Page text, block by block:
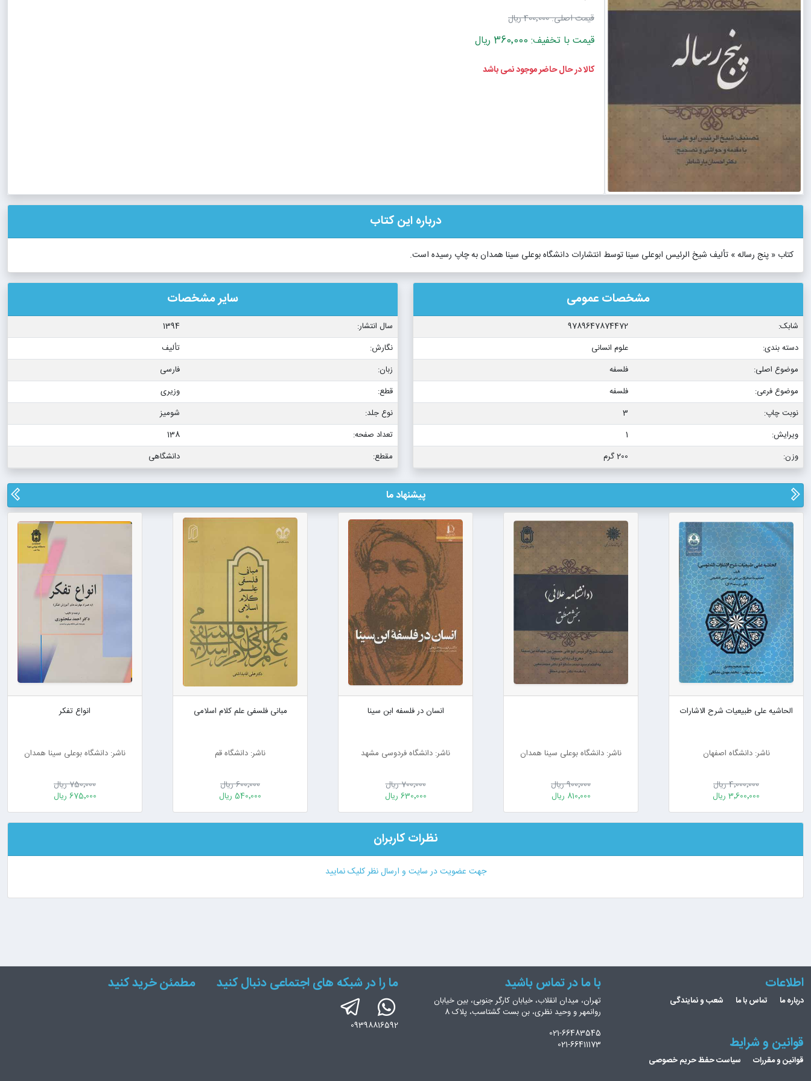
قیمت اصلی:400٬000 ریال
قیمت با تخفیف: 360٬000 ریال
کالا در حال حاضر موجود نمی باشد
درباره این کتاب
کتاب « پنج رساله » تألیف شیخ الرئیس ابوعلی سینا توسط انتشارات دانشگاه بوعلی سینا همدان به چاپ رسیده است.
مشخصات عمومی
شابک:
9789647874472
دسته بندی:
علوم انسانی
موضوع اصلی:
فلسفه
موضوع فرعی:
فلسفه
نوبت چاپ:
3
ویرایش:
1
وزن:
200 گرم
سایر مشخصات
سال انتشار:
1394
نگارش:
تألیف
زبان:
فارسی
قطع:
وزیری
نوع جلد:
شومیز
تعداد صفحه:
138
مقطع:
دانشگاهی
پیشنهاد ما
الحاشیه علی طبیعیات شرح الاشارات
ناشر: دانشگاه اصفهان
4٬000٬000 ریال
3٬600٬000 ریال
ناشر: دانشگاه بوعلی سینا همدان
900٬000 ریال
810٬000 ریال
انسان در فلسفه ابن سینا
ناشر: دانشگاه فردوسی مشهد
700٬000 ریال
630٬000 ریال
مبانی فلسفی علم کلام اسلامی
ناشر: دانشگاه قم
600٬000 ریال
540٬000 ریال
انواع تفکر
ناشر: دانشگاه بوعلی سینا همدان
750٬000 ریال
675٬000 ریال
نظرات کاربران
جهت عضویت در سایت و ارسال نظر کلیک نمایید
اطلاعات
درباره ما تماس با ما شعب و نمایندگی
قوانین و شرایط
قوانین و مقررات سیاست حفظ حریم خصوصی
با ما در تماس باشید
تهران، میدان انقلاب، خیابان کارگر جنوبی، بین خیابان
روانمهر و وحید نظری، بن بست گشتاسب، پلاک 8
021-66483545
021-66411173
ما را در شبکه های اجتماعی دنبال کنید
09398816592
مطمئن خرید کنید